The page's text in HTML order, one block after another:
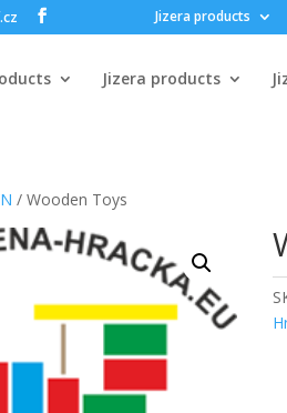
Jizera products
Jizera products
/ Wooden Toys